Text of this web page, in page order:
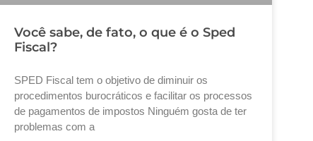
Você sabe, de fato, o que é o Sped
Fiscal?
SPED Fiscal tem o objetivo de diminuir os
procedimentos burocráticos e facilitar os processos
de pagamentos de impostos Ninguém gosta de ter
problemas com a